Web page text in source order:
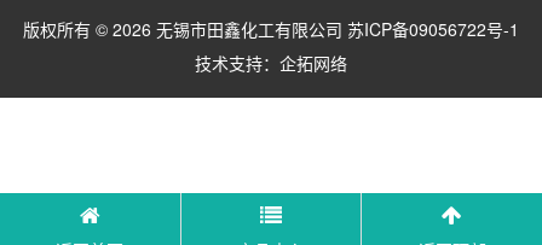
版权所有 © 2026 无锡市田鑫化工有限公司 苏ICP备09056722号-1
技术支持： 企拓网络